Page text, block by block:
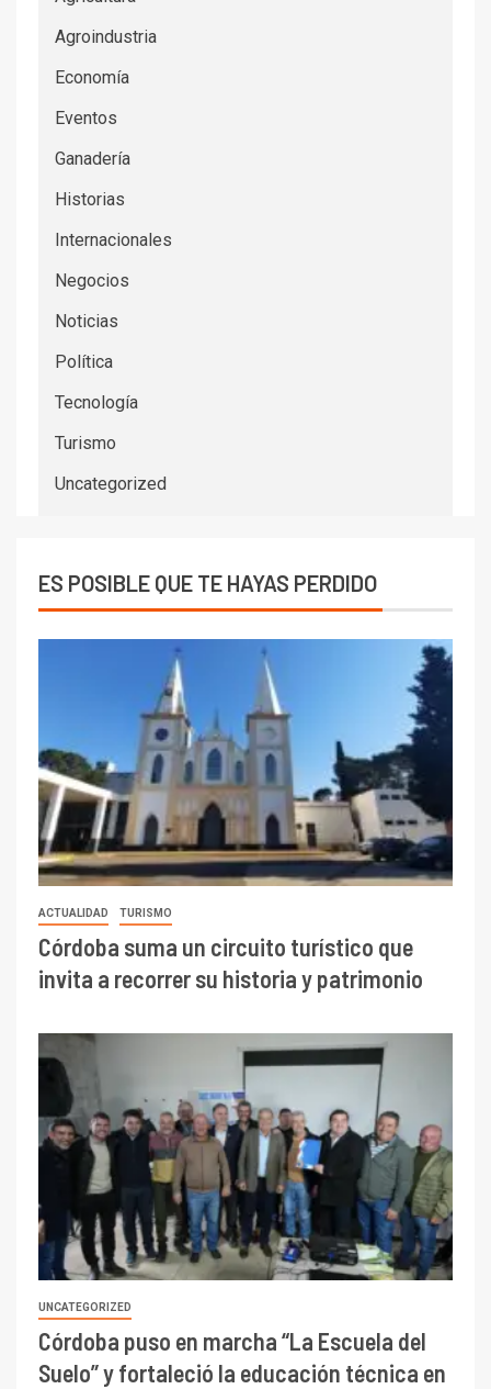
Agroindustria
Economía
Eventos
Ganadería
Historias
Internacionales
Negocios
Noticias
Política
Tecnología
Turismo
Uncategorized
ES POSIBLE QUE TE HAYAS PERDIDO
ACTUALIDAD TURISMO
Córdoba suma un circuito turístico que
invita a recorrer su historia y patrimonio
UNCATEGORIZED
Córdoba puso en marcha “La Escuela del
Suelo” y fortaleció la educación técnica en